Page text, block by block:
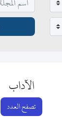
الآداب
تصفح العدد